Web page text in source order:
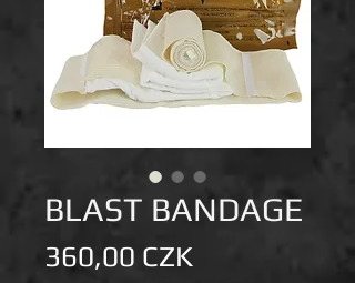
BLAST BANDAGE
360,00 CZK